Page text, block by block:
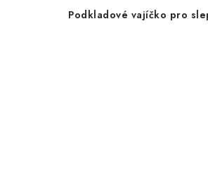
Podkladové vajíčko pro